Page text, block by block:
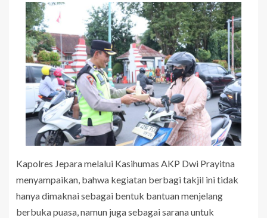
Kapolres Jepara melalui Kasihumas AKP Dwi Prayitna
menyampaikan, bahwa kegiatan berbagi takjil ini tidak
hanya dimaknai sebagai bentuk bantuan menjelang
berbuka puasa, namun juga sebagai sarana untuk